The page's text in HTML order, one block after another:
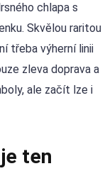
chlapa s
Skvělou raritou
třeba výherní linii
zleva doprava a
ale začít lze i
ten